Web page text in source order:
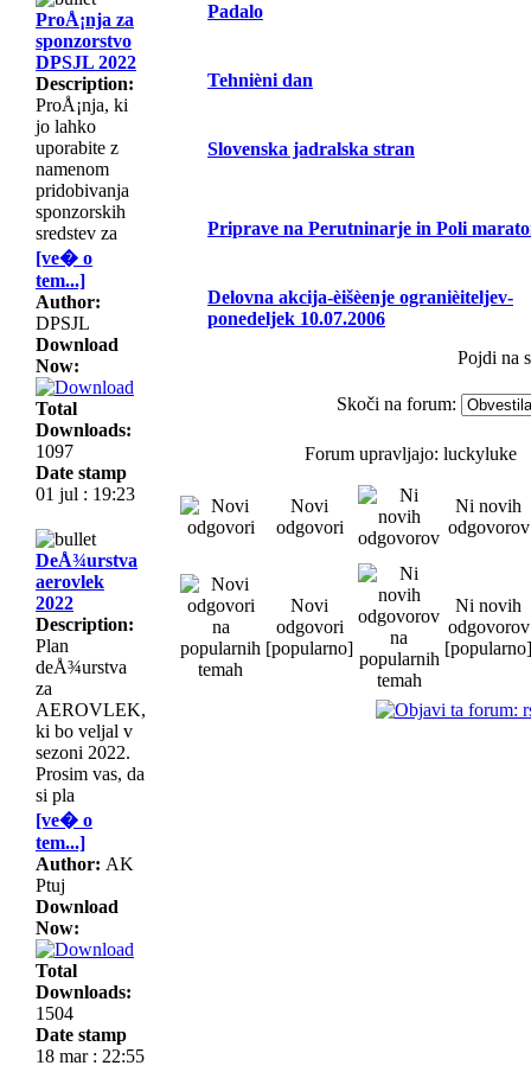
ProÅ¡nja za
sponzorstvo
DPSJL 2022
Description:
ProÅ¡nja, ki
jo lahko
uporabite z
namenom
pridobivanja
sponzorskih
sredstev za
[ve� o
tem...]
Author:
DPSJL
Download
Now:
Total
Downloads:
1097
Date stamp
01 jul : 19:23
DeÅ¾urstva
aerovlek
2022
Description:
Plan
deÅ¾urstva
za
AEROVLEK,
ki bo veljal v
sezoni 2022.
Prosim vas, da
si pla
[ve� o
tem...]
Author: AK
Ptuj
Download
Now:
Total
Downloads:
1504
Date stamp
18 mar : 22:55
Padalo
Tehnièni dan
Slovenska jadralska stran
Priprave na Perutninarje in Poli
Delovna akcija-èišèenje ogranièiteljev-
ponedeljek 10.07.2006
Pojdi na
Skoči na forum:
Forum upravljajo: luckyluke
Novi
odgovori
Ni novih
odgovorov
Novi
odgovori
[popularno]
Ni novih
odgovorov
[popularno]